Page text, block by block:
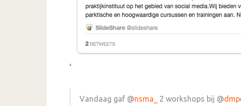
Vandaag gaf @nsma_ 2 workshops bij @